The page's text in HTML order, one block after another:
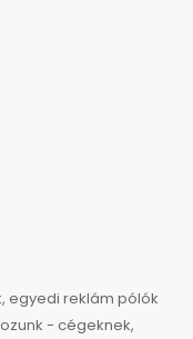
egyedi reklám pólók
- cégeknek,